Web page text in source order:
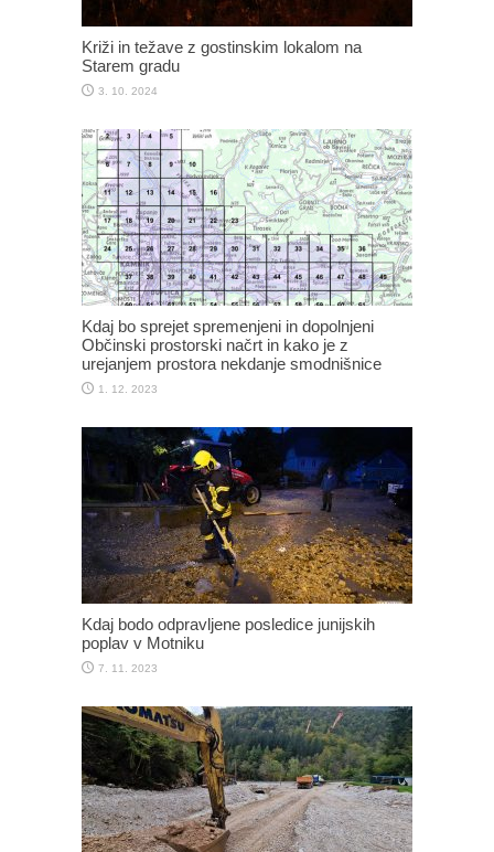
Križi in težave z gostinskim lokalom na
Starem gradu
3. 10. 2024
Kdaj bo sprejet spremenjeni in dopolnjeni
Občinski prostorski načrt in kako je z
urejanjem prostora nekdanje smodnišnice
1. 12. 2023
Kdaj bodo odpravljene posledice junijskih
poplav v Motniku
7. 11. 2023